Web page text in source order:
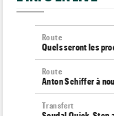
Route
Quels seront les
Route
Anton Schiffer à
Transfert